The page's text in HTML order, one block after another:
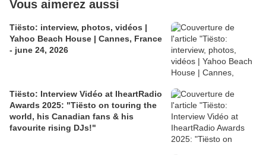
Vous aimerez aussi
Tiësto: interview, photos, vidéos |
Yahoo Beach House | Cannes, France
- june 24, 2026
Tiësto: Interview Vidéo at IheartRadio
Awards 2025: "Tiësto on touring the
world, his Canadian fans & his
favourite rising DJs!"